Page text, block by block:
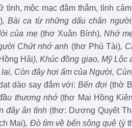
tình, mộc mạc đằm thắm, tình
, Bài ca từ những dấu chân
của mẹ (thơ Xuân Bính), Nhớ
Chứt nhớ anh (thơ Phú Tài),
Hải), Khúc đồng giao, Mỹ
Còn đây hơi ấm của Người,
dào say đắm với:Bến đợi (thờ
thương nhớ (thơ Mai Hồng
đây ân tình (thơ: Dương Quyết
Mai), Đò tìm về bến sông quê (ý